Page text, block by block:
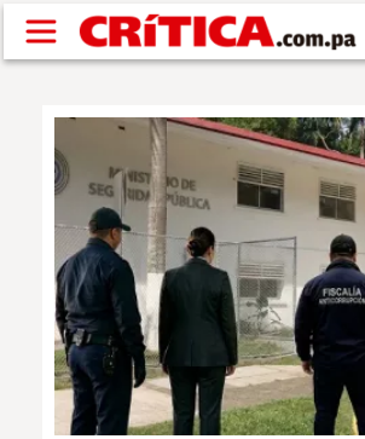
Pasar al contenido principal
SUCESOS
NACIONAL
POLÍTICA
SHOW